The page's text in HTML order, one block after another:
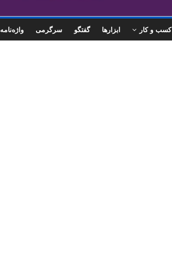
کسب و کار ابزارها گفتگو سرگرمی واژه‌نامه